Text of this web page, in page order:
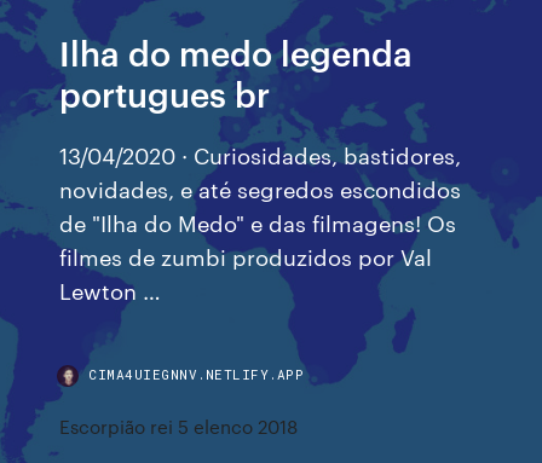
Ilha do medo legenda
portugues br
13/04/2020 · Curiosidades, bastidores,
novidades, e até segredos escondidos
de "Ilha do Medo" e das filmagens! Os
filmes de zumbi produzidos por Val
Lewton …
CIMA4UIEGNNV.NETLIFY.APP
Escorpião rei 5 elenco 2018